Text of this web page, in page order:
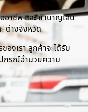
อาชีพ และ ชำนาญเส้น
ต่างจังหวัด
องเรา ลูกค้าจะได้รับ
กรณ์อำนวยความ